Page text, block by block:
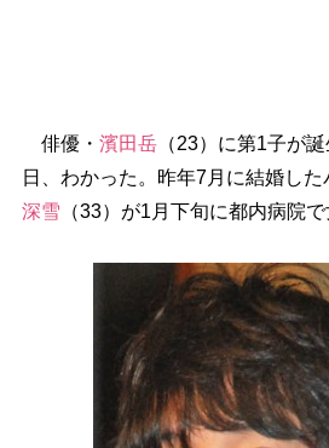
俳優・ 濱田岳（23）に第1子が
日、わかった。昨年7月に結婚した
深雪 （33）が1月下旬に都内病院